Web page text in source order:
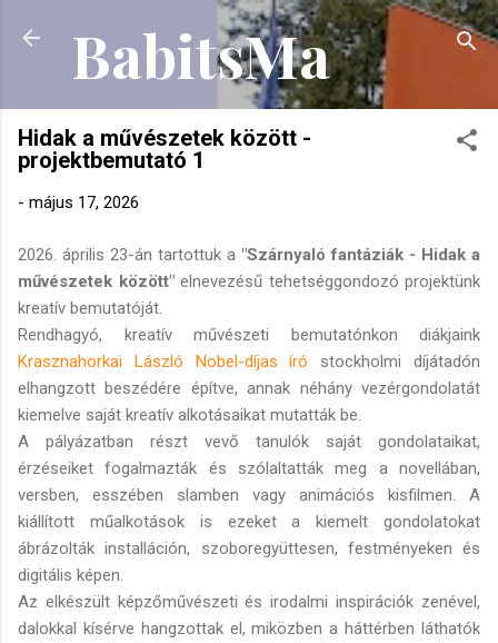
Ugrás a fő tartalomra
BabitsMa
Hidak a művészetek között -
projektbemutató 1
- május 17, 2026
2026. április 23-án tartottuk a "Szárnyaló fantáziák - Hidak a
művészetek között"elnevezésű tehetséggondozó projektünk
kreatív bemutatóját.
Rendhagyó, kreatív művészeti bemutatónkon diákjaink
Krasznahorkai László Nobel-díjas író stockholmi díjátadón
elhangzott beszédére építve, annak néhány vezérgondolatát
kiemelve saját kreatív alkotásaikat mutatták be.
A pályázatban részt vevő tanulók saját gondolataikat,
érzéseiket fogalmazták és szólaltatták meg a novellában,
versben, esszében slamben vagy animációs kisfilmen. A
kiállított műalkotások is ezeket a kiemelt gondolatokat
ábrázolták installáción, szoboregyüttesen, festményeken és
digitális képen.
Az elkészült képzőművészeti és irodalmi inspirációk zenével,
dalokkal kísérve hangzottak el, miközben a háttérben láthatók